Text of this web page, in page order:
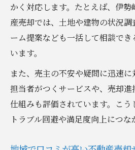
かく対応します。たとえば、伊
産売却では、土地や建物の状況
ーム提案なども一括して相談で
います。
また、売主の不安や疑問に迅速
担当者がつくサービスや、売却進
仕組みも評価されています。こう
トラブル回避や満足度向上につな